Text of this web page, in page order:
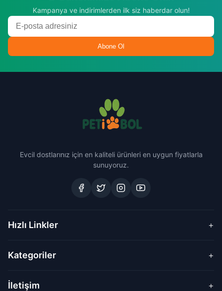
Kampanya ve indirimlerden ilk siz haberdar olun!
Abone Ol
Evcil dostlarınız için en kaliteli ürünleri en uygun fiyatlarla
sunuyoruz.
Hızlı Linkler +
Kategoriler +
İletişim +